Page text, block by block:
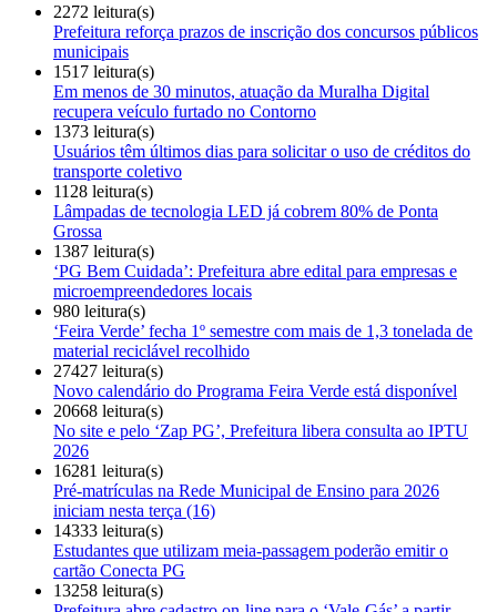
2272 leitura(s)
Prefeitura reforça prazos de inscrição dos concursos públicos
municipais
1517 leitura(s)
Em menos de 30 minutos, atuação da Muralha Digital
recupera veículo furtado no Contorno
1373 leitura(s)
Usuários têm últimos dias para solicitar o uso de créditos do
transporte coletivo
1128 leitura(s)
Lâmpadas de tecnologia LED já cobrem 80% de Ponta
Grossa
1387 leitura(s)
‘PG Bem Cuidada’: Prefeitura abre edital para empresas e
microempreendedores locais
980 leitura(s)
‘Feira Verde’ fecha 1º semestre com mais de 1,3 tonelada de
material reciclável recolhido
27427 leitura(s)
Novo calendário do Programa Feira Verde está disponível
20668 leitura(s)
No site e pelo ‘Zap PG’, Prefeitura libera consulta ao IPTU
2026
16281 leitura(s)
Pré-matrículas na Rede Municipal de Ensino para 2026
iniciam nesta terça (16)
14333 leitura(s)
Estudantes que utilizam meia-passagem poderão emitir o
cartão Conecta PG
13258 leitura(s)